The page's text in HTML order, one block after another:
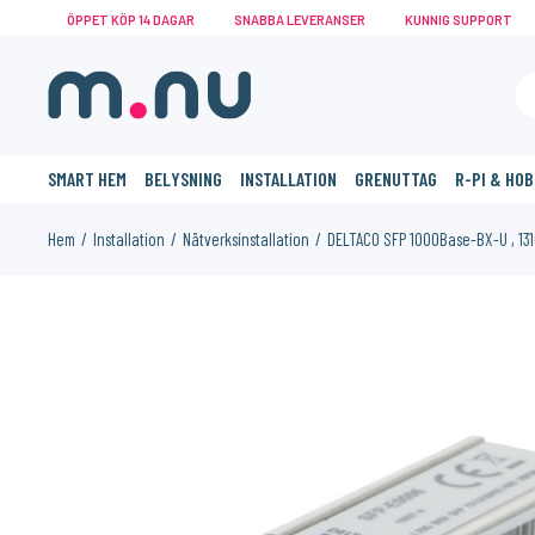
ÖPPET KÖP 14 DAGAR SNABBA LEVERANSER KUNNIG SUPPORT
SMART HEM BELYSNING INSTALLATION GRENUTTAG R-PI &
Hem Installation Nätverksinstallation DELTACO SFP 1000Base-BX-U ,